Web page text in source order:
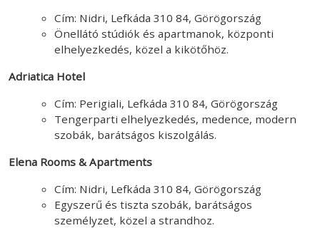
Cím: Nidri, Lefkáda 310 84, Görögország
Önellátó stúdiók és apartmanok, központi
elhelyezkedés, közel a kikötőhöz.
Adriatica Hotel
Cím: Perigiali, Lefkáda 310 84, Görögország
Tengerparti elhelyezkedés, medence, modern
szobák, barátságos kiszolgálás.
Elena Rooms & Apartments
Cím: Nidri, Lefkáda 310 84, Görögország
Egyszerű és tiszta szobák, barátságos
személyzet, közel a strandhoz.